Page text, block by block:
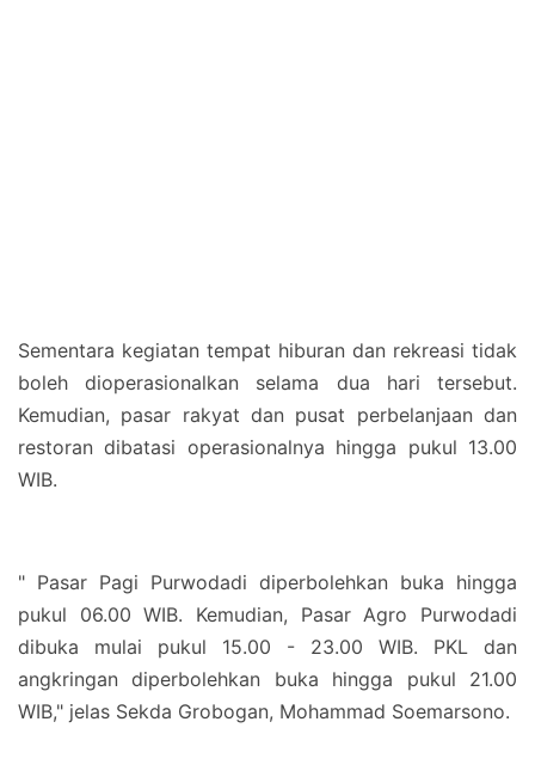
Sementara kegiatan tempat hiburan dan rekreasi tidak
boleh dioperasionalkan selama dua hari tersebut.
Kemudian, pasar rakyat dan pusat perbelanjaan dan
restoran dibatasi operasionalnya hingga pukul 13.00
WIB.
" Pasar Pagi Purwodadi diperbolehkan buka hingga
pukul 06.00 WIB. Kemudian, Pasar Agro Purwodadi
dibuka mulai pukul 15.00 - 23.00 WIB. PKL dan
angkringan diperbolehkan buka hingga pukul 21.00
WIB," jelas Sekda Grobogan, Mohammad Soemarsono.